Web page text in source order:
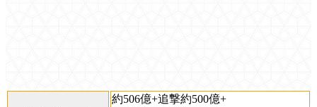
約506億+追撃約500億+